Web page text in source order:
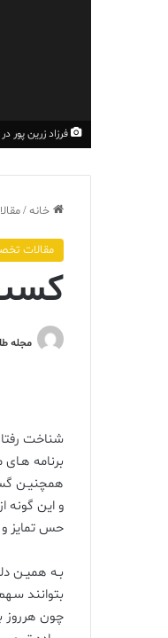
فرزاد زرین پور
خانه/
مقالات
مجله
شناخت
برنامه
همچنیـن
و این گونه
حس تمایز و
بـه همیـن
بتوانند
چون هرروز